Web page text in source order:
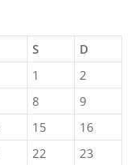
S
D
1
2
8
9
15
16
22
23